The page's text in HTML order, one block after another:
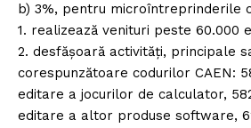
b) 3%, pentru microîntreprinderile
1. realizează venituri peste 60.000
2. desfășoară activități, principale
corespunzătoare codurilor CAEN:
editare a jocurilor de calculator,
editare a altor produse software,